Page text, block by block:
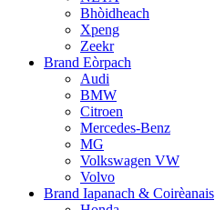
Bhòidheach
Xpeng
Zeekr
Brand Eòrpach
Audi
BMW
Citroen
Mercedes-Benz
MG
Volkswagen VW
Volvo
Brand Iapanach & Coirèanais